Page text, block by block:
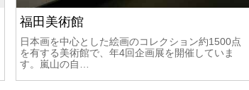
福田美術館
日本画を中心とした絵画のコレクション約1500点
を有する美術館で、年4回企画展を開催していま
す。嵐山の自…